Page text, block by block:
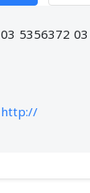
03 5356372
http://